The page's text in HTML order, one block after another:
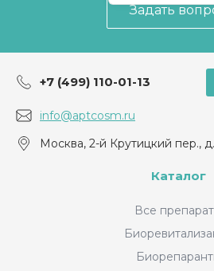
Задать
+7 (499) 110-01-13
info@aptcosm.ru
Москва, 2-й Крутицкий пер.,
Каталог
Все